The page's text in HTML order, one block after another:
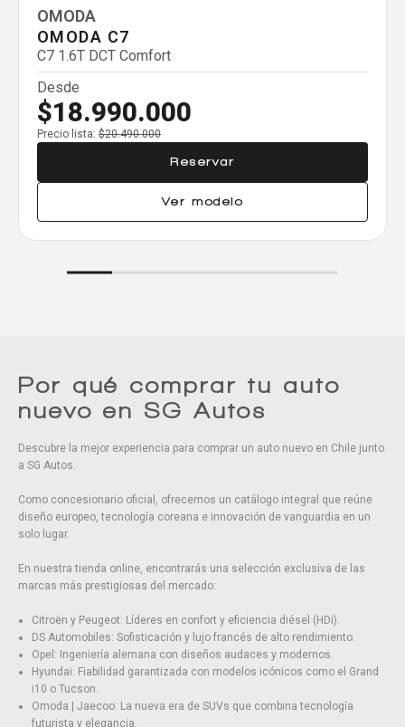
OMODA
OMODA C7
C7 1.6T DCT Comfort
Desde
$18.990.000
Precio lista: $20.490.000
Reservar
Ver modelo
Agregar un vehículo
Por qué comprar tu auto
nuevo en SG Autos
Descubre la mejor experiencia para comprar un auto nuevo en Chile junto
a SG Autos.
Como concesionario oficial, ofrecemos un catálogo integral que reúne
diseño europeo, tecnología coreana e innovación de vanguardia en un
solo lugar.
En nuestra tienda online, encontrarás una selección exclusiva de las
marcas más prestigiosas del mercado:
Citroën y Peugeot: Líderes en confort y eficiencia diésel (HDi).
DS Automobiles: Sofisticación y lujo francés de alto rendimiento.
Opel: Ingeniería alemana con diseños audaces y modernos.
Hyundai: Fiabilidad garantizada con modelos icónicos como el Grand
i10 o Tucson.
Omoda | Jaecoo: La nueva era de SUVs que combina tecnología
futurista y elegancia.